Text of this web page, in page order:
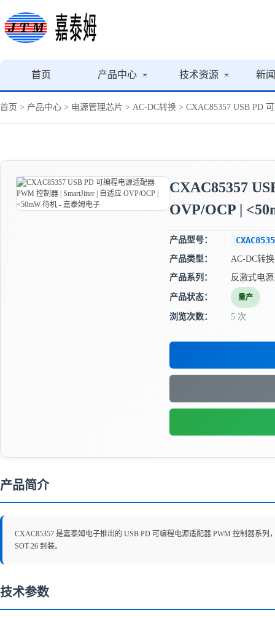
首页 产品中心 技术资源 新
首页 > 产品中心 > 电源管理芯片 > AC-DC转换 > CXAC85357 USB PD
CXAC85357
OVP/OCP |
产品型号：
产品类型：
AC-DC转换
产品系列：
反激式电
产品状态： 量产
浏览次数： 5 次
产品简介
CXAC85357 是嘉泰姆电子推出的 USB PD 可编程电源适配器 PWM 控制器系
SOT-26 封装。
技术参数